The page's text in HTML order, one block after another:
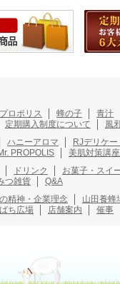
プロポリス 蜂の子
青汁
定期購入制度について
風
ハニーアロマ
RJデリケ
PROPOLIS
美肌対策講座
ドリンク
お菓子・スイ
つ雑貨
Q&A
精神・企業理念
山田養蜂
ち広場 店舗案内 催事